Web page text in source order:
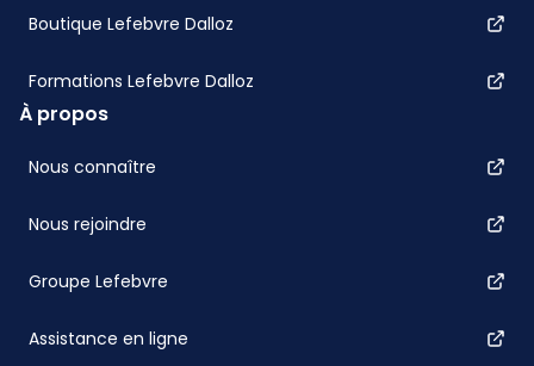
Boutique Lefebvre Dalloz
Formations Lefebvre Dalloz
À propos
Nous connaître
Nous rejoindre
Groupe Lefebvre
Assistance en ligne